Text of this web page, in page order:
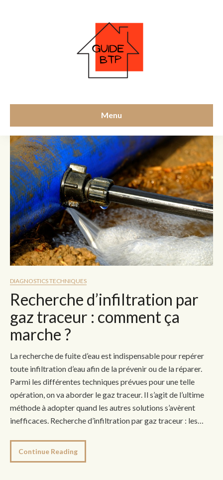
Menu
injection
DIAGNOSTICS TECHNIQUES
Recherche d’infiltration par
gaz traceur : comment ça
marche ?
La recherche de fuite d’eau est indispensable pour repérer
toute infiltration d’eau afin de la prévenir ou de la réparer.
Parmi les différentes techniques prévues pour une telle
opération, on va aborder le gaz traceur. Il s’agit de l’ultime
méthode à adopter quand les autres solutions s’avèrent
inefficaces. Recherche d’infiltration par gaz traceur : les…
Continue Reading